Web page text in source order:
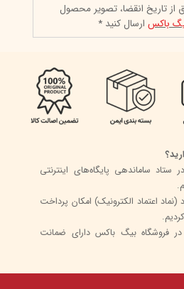
از تاریخ انقضا، تصویر محصول
باکسارسال کنید *
در ستاد ساماندهی پایگاه‌های اینترنتی
اینماد (نماد اعتماد الکترونیک) امکان پرداخت
فروشگاه بیگ باکس دارای ضمانت